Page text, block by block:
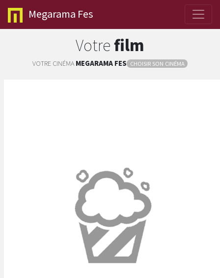
Megarama Fes
Votrefilm
VOTRE CINÉMA MEGARAMAFES CHOISIR SON CINÉMA